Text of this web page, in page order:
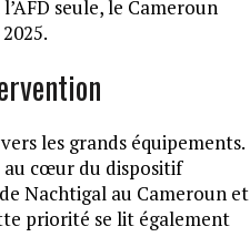
seule, le Cameroun
les grands équipements.
cœur du dispositif
Nachtigal au Cameroun et
priorité se lit également